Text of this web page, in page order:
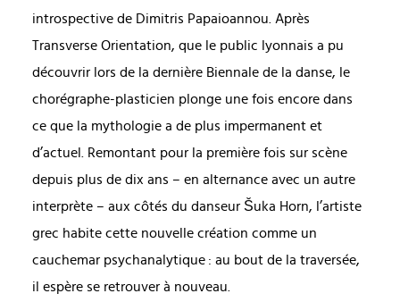
introspective de Dimitris Papaioannou. Après
Transverse Orientation, que le public lyonnais a pu
découvrir lors de la dernière Biennale de la danse, le
chorégraphe-plasticien plonge une fois encore dans
ce que la mythologie a de plus impermanent et
d’actuel. Remontant pour la première fois sur scène
depuis plus de dix ans – en alternance avec un autre
interprète – aux côtés du danseur Šuka Horn, l’artiste
grec habite cette nouvelle création comme un
cauchemar psychanalytique : au bout de la traversée,
il espère se retrouver à nouveau.